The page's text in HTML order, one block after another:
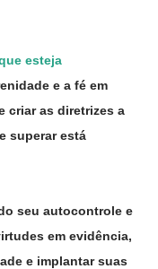
esteja
e a fé em
criar as diretrizes a
superar está
seu autocontrole e
em evidência,
e implantar suas